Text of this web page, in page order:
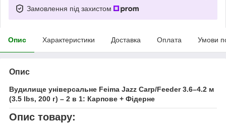
Замовлення під захистом
Опис Характеристики Доставка Оплата Умови
Опис
Вудилище універсальне Feima Jazz Carp/Feeder 3.6–4.2 м
(3.5 lbs, 200 г) – 2 в 1: Карпове + Фідерне
Опис товару: